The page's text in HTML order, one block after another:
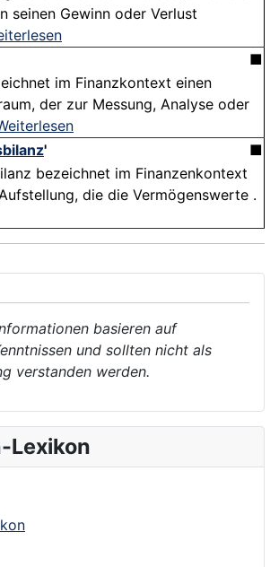
seinen Gewinn oder Verlust
■
im Finanzkontext einen
der zur Messung, Analyse oder
'
■
bezeichnet im Finanzenkontext
die die Vermögenswerte .
basieren auf
und sollten nicht als
verstanden werden.
Lexikon